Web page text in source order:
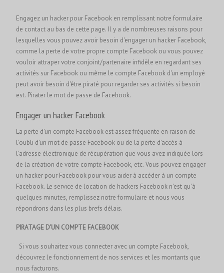
Engagez un hacker pour Facebook en remplissant notre formulaire
de contact au bas de cette page. Il y a de nombreuses raisons pour
lesquelles vous pouvez avoir besoin d'engager un hacker Facebook,
comme la perte de votre propre compte Facebook ou vous pouvez
vouloir attraper votre conjoint/partenaire infidèle en regardant ses
activités sur Facebook ou même le compte Facebook d'un employé
peut avoir besoin d'être piraté pour regarder ses activités si besoin
est. Pirater le mot de passe de Facebook.
Engager un hacker Facebook
La perte d'un compte Facebook est assez fréquente en raison de
l'oubli d'un mot de passe Facebook ou de la perte d'accès à
l'adresse électronique de récupération que vous avez indiquée lors
de la création de votre compte Facebook, etc. Vous pouvez engager
un hacker pour Facebook pour vous aider à accéder à un compte
Facebook. Le service de location de hackers Facebook n'est qu'à
quelques minutes, remplissez notre formulaire et nous vous
répondrons dans les plus brefs délais.
PIRATAGE D'UN COMPTE FACEBOOK
Si vous souhaitez vous connecter avec un compte Facebook,
découvrez le fonctionnement de nos services et les montants que
nous facturons.